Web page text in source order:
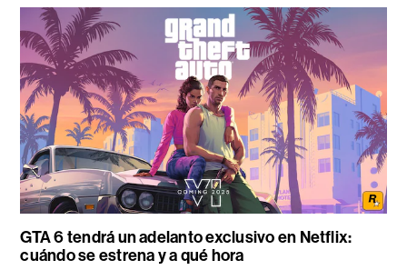
GTA 6 tendrá un adelanto exclusivo en Netflix:
cuándo se estrena y a qué hora